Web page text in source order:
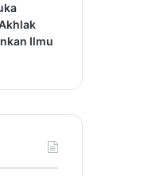
Ilmu